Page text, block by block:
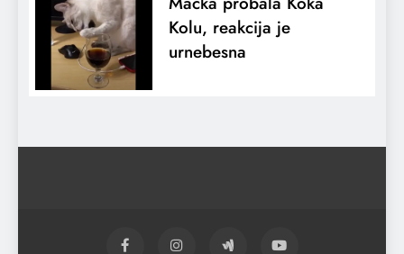
Kolu, reakcija je
urnebesna